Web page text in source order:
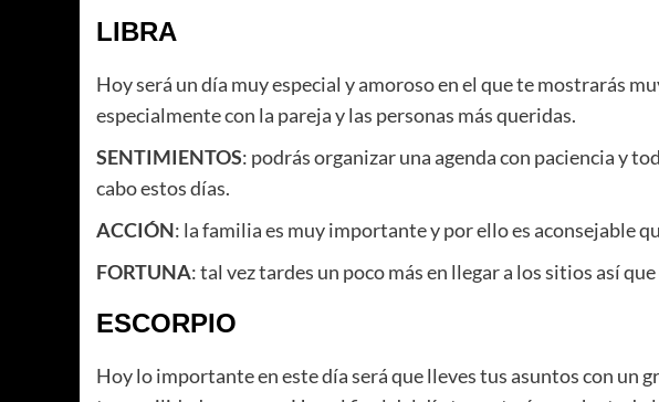
LIBRA
Hoy será un día muy especial y amoroso en el que te mostrarás
especialmente con la pareja y las personas más queridas.
SENTIMIENTOS: podrás organizar una agenda con paciencia y
cabo estos días.
ACCIÓN: la familia es muy importante y por ello es aconsejable
FORTUNA: tal vez tardes un poco más en llegar a los sitios así
ESCORPIO
Hoy lo importante en este día será que lleves tus asuntos con un